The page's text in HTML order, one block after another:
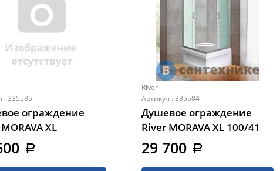
: 335585
ограждение
XL
41 MT с поддоном
a
River
Артикул : 335584
Душевое ограждение
River MORAVA XL 100/41
MT с поддоном
29 700 a